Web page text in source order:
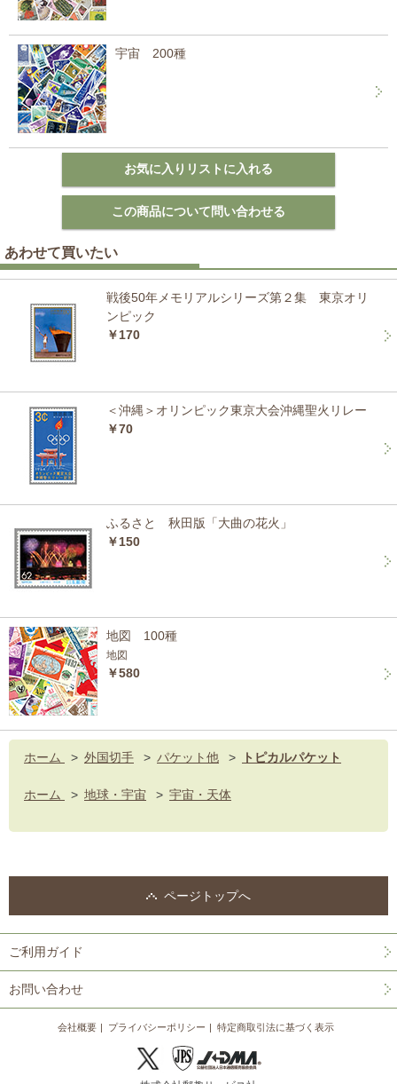
宇宙 200種
あわせて買いたい
戦後50年メモリアルシリーズ第２集 東京オリ
ンピック
￥170
＜沖縄＞オリンピック東京大会沖縄聖火リレー
￥70
ふるさと 秋田版「大曲の花火」
￥150
地図 100種
地図
￥580
ホーム > 外国切手 > パケット他 > トピカルパケット
ホーム > 地球・宇宙 > 宇宙・天体
ページトップへ
ご利用ガイド
お問い合わせ
会社概要 プライバシーポリシー 特定商取引法に基づく表示